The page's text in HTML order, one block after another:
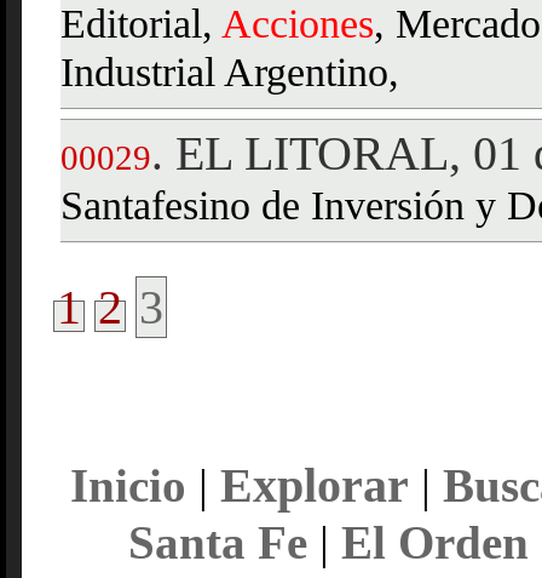
Editorial, Acciones,
Industrial Argentino,
00029. EL LITORAL, 01
Santafesino de Inversión y
1 2 3
Inicio | Explorar |
Santa Fe| El Orden